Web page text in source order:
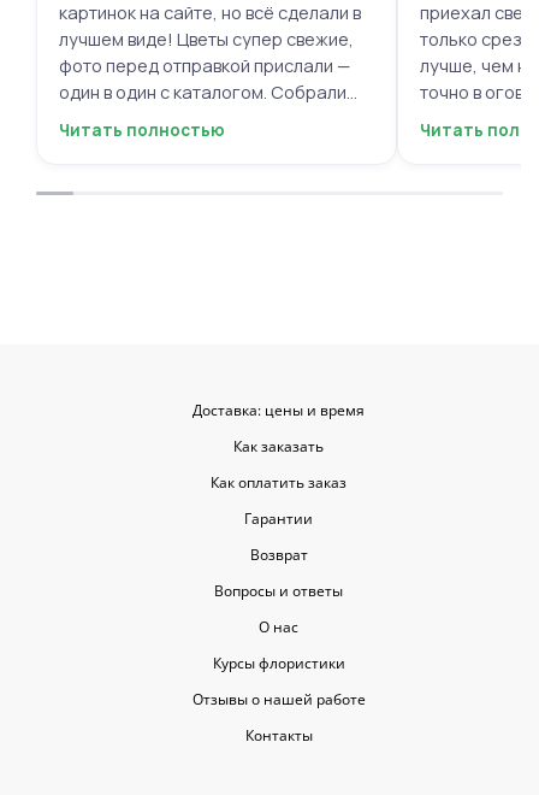
картинок на сайте, но всё сделали в
лучшем виде! Цветы супер свежие,
фото перед отправкой прислали —
один в один с каталогом. Собрали
быстро, курьер не подвёл. Мужской
Читать полностью
приехал
только
лучше, чем
точно в
вежливый,
Читать
Доставка: цены и время
Как заказать
Как оплатить заказ
Гарантии
Возврат
Вопросы и ответы
О нас
Курсы флористики
Отзывы о нашей работе
Контакты